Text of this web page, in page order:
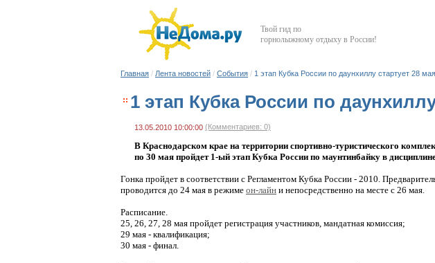
Твой гид по
горнолыжному отдыху в России!
Главная / Лента новостей / События / 1 этап Кубка России по даунхиллу стартует 28
1 этап Кубка России по
13.05.2010 10:00:00 (Комментариев: 0)
В Краснодарском крае на территории спортивно-туристического
по 30 мая пройдет 1-ый этап Кубка России по маунтинбайку в
Гонка пройдет в соответствии с Регламентом Кубка России - 2010.
проводится до 24 мая в режиме он-лайн и непосредственно на месте с 26 мая.
Расписание.
25, 26, 27, 28 мая пройдет регистрация участников, мандатная комиссия;
29 мая - квалификация;
30 мая - финал.